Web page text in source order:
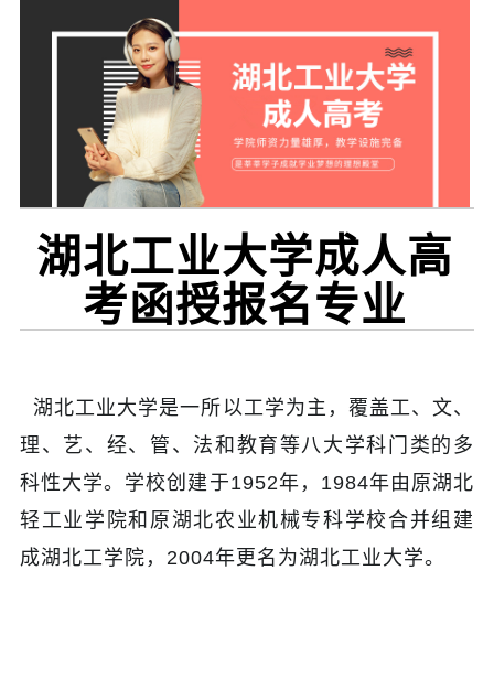
湖北工业大学成人高
考函授报名专业
湖北工业大学是一所以工学为主，覆盖工、文、
理、艺、经、管、法和教育等八大学科门类的多
科性大学。学校创建于1952年，1984年由原湖北
轻工业学院和原湖北农业机械专科学校合并组建
成湖北工学院，2004年更名为湖北工业大学。